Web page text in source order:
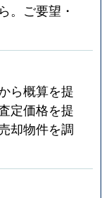
。ご要望・
ら概算を提
定価格を提
却物件を調